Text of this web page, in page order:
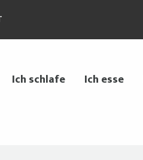
Ich schlafe Ich esse